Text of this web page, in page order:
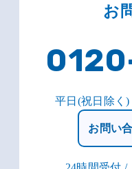
お
平日(祝日除く)
お問い